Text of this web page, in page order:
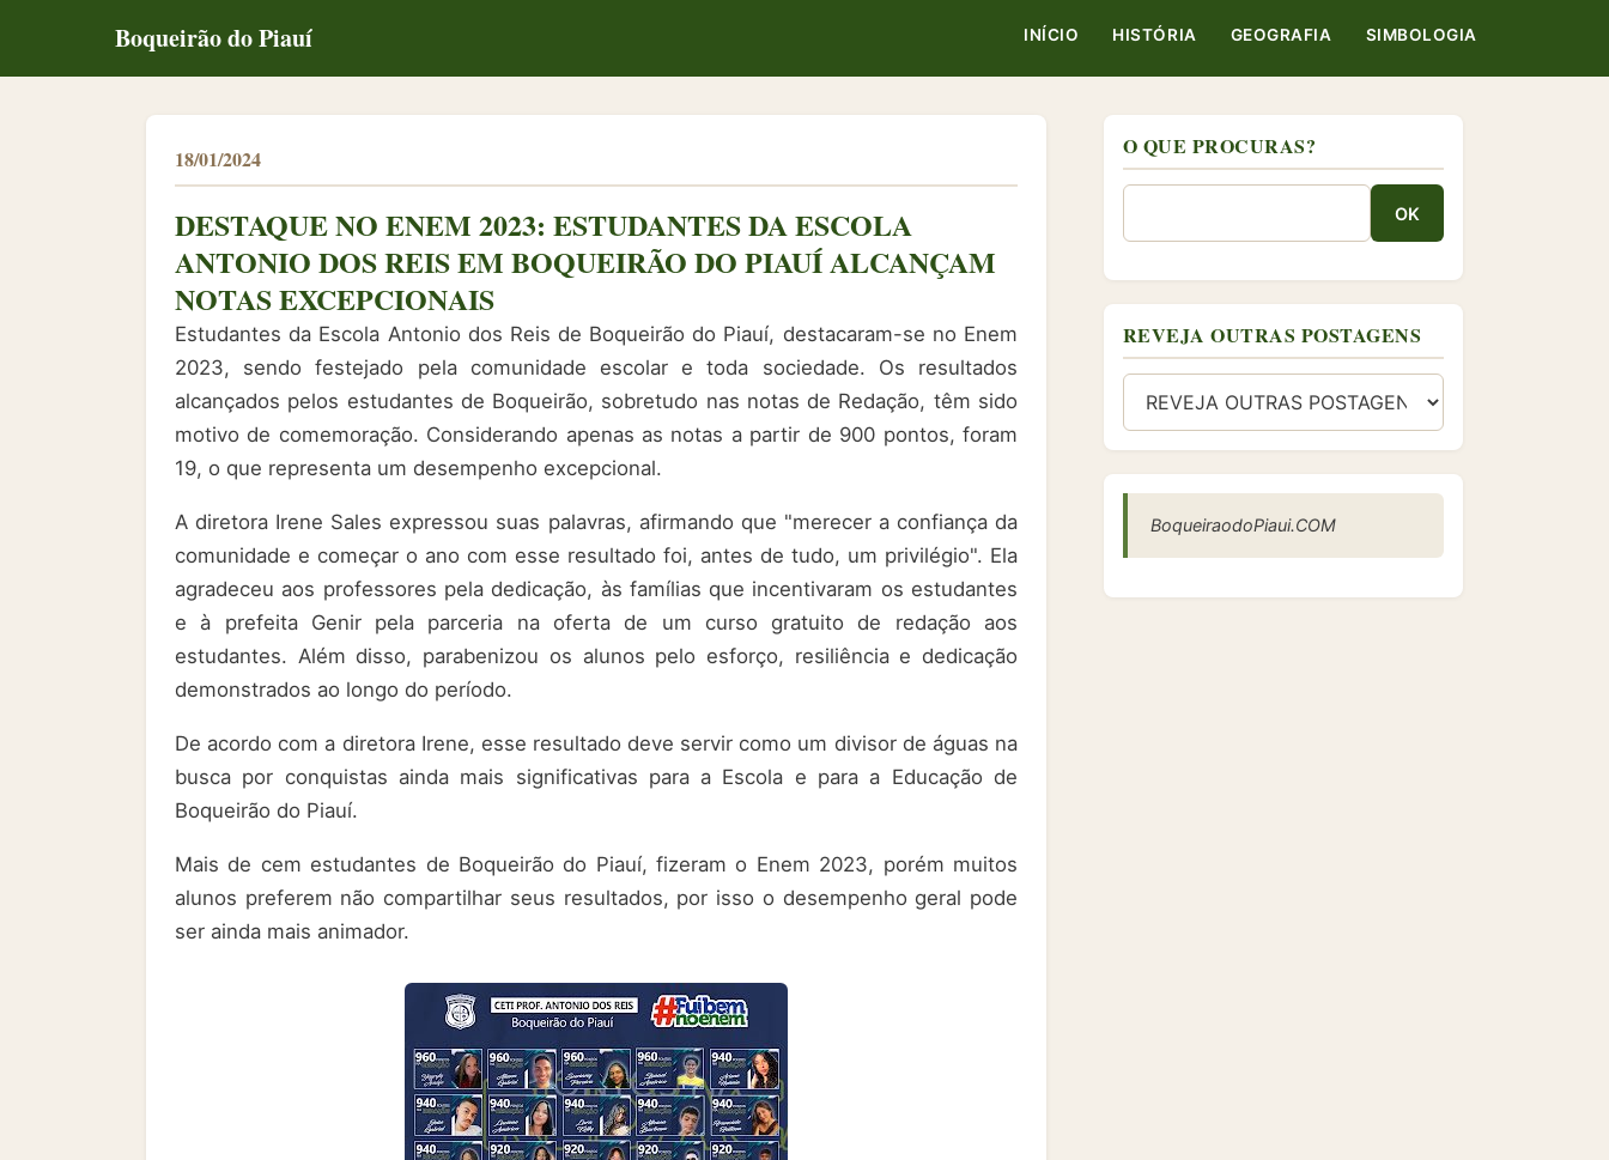
Boqueirão do Piauí INÍCIO HISTÓRIA GEOGRAFIA SIMBOLOGIA
18/01/2024
DESTAQUE NO ENEM 2023: ESTUDANTES DA ESCOLA
ANTONIO DOS REIS EM BOQUEIRÃO DO PIAUÍ ALCANÇAM
NOTAS EXCEPCIONAIS
Estudantes da Escola Antonio dos Reis de Boqueirão do Piauí, destacaram-se no Enem
2023, sendo festejado pela comunidade escolar e toda sociedade. Os resultados
alcançados pelos estudantes de Boqueirão, sobretudo nas notas de Redação, têm sido
motivo de comemoração. Considerando apenas as notas a partir de 900 pontos, foram
19, o que representa um desempenho excepcional.
A diretora Irene Sales expressou suas palavras, afirmando que "merecer a confiança da
comunidade e começar o ano com esse resultado foi, antes de tudo, um privilégio". Ela
agradeceu aos professores pela dedicação, às famílias que incentivaram os estudantes
e à prefeita Genir pela parceria na oferta de um curso gratuito de redação aos
estudantes. Além disso, parabenizou os alunos pelo esforço, resiliência e dedicação
demonstrados ao longo do período.
De acordo com a diretora Irene, esse resultado deve servir como um divisor de águas na
busca por conquistas ainda mais significativas para a Escola e para a Educação de
Boqueirão do Piauí.
Mais de cem estudantes de Boqueirão do Piauí, fizeram o Enem 2023, porém muitos
alunos preferem não compartilhar seus resultados, por isso o desempenho geral pode
ser ainda mais animador.
O QUE PROCURAS?
OK
REVEJA OUTRAS POSTAGENS
BoqueiraodoPiaui.COM